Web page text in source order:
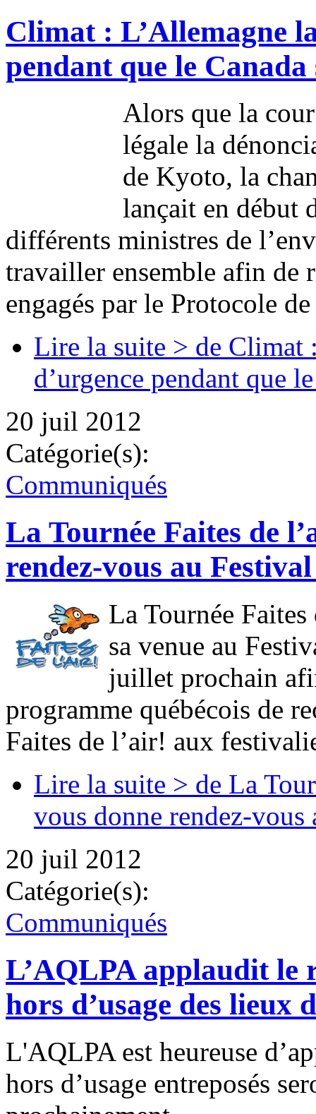
Climat : L’Allemagne
pendant que le Canada
Alors que la
légale la
de Kyoto, la
lançait en début
différents ministres de
travailler ensemble afin de
engagés par le Protocole
Lire la suite > de Climat
d’urgence pendant que
20 juil 2012
Catégorie(s):
Communiqués
La Tournée Faites de
rendez-vous au
La Tournée Faites
sa venue au
juillet prochain
programme québécois de
Faites de l’air! aux
Lire la suite > de La
vous donne rendez-
20 juil 2012
Catégorie(s):
Communiqués
L’AQLPA applaudit le
hors d’usage des lieux
L'AQLPA est heureuse
hors d’usage entreposés